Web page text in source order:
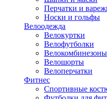
Перчатки и
Носки и гольфы
Велоодежда
Велокуртки
Велофутболки
Велокомбинезоны
Велошорты
Велоперчатки
Фитнес
Спортивные